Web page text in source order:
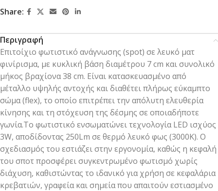
Share:
Περιγραφή
Επιτοίχιο φωτιστικό ανάγνωσης (spot) σε λευκό ματ
φινίρισμα, με κυκλική βάση διαμέτρου 7 cm και συνολικό
μήκος βραχίονα 38 cm. Είναι κατασκευασμένο από
μέταλλο υψηλής αντοχής και διαθέτει πλήρως εύκαμπτο
σώμα (flex), το οποίο επιτρέπει την απόλυτη ελευθερία
κίνησης και τη στόχευση της δέσμης σε οποιαδήποτε
γωνία.Το φωτιστικό ενσωματώνει τεχνολογία LED ισχύος
3W, αποδίδοντας 250Lm σε θερμό λευκό φως (3000K). Ο
σχεδιασμός του εστιάζει στην εργονομία, καθώς η κεφαλή
του σποτ προσφέρει συγκεντρωμένο φωτισμό χωρίς
διάχυση, καθιστώντας το ιδανικό για χρήση σε κεφαλάρια
κρεβατιών, γραφεία και σημεία που απαιτούν εστιασμένο